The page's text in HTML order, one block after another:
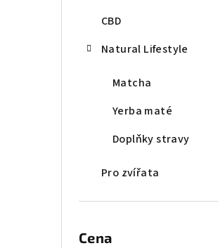
CBD
Natural Lifestyle
Matcha
Yerba maté
Doplňky stravy
Pro zvířata
Cena